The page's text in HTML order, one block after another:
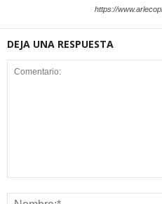
https://
DEJA UNA RESPUESTA